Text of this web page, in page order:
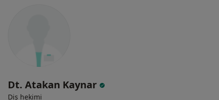
Dt. Atakan Kaynar
Diş hekimi